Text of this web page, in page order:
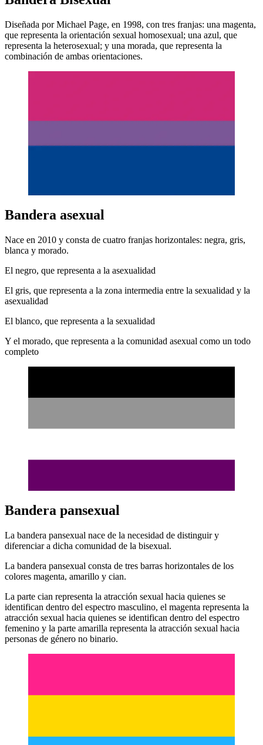
Diseñada por Michael Page, en 1998, con tres franjas: una magenta,
que representa la orientación sexual homosexual; una azul, que
representa la heterosexual; y una morada, que representa la
combinación de ambas orientaciones.
Bandera asexual
Nace en 2010 y consta de cuatro franjas horizontales: negra, gris,
blanca y morado.
El negro, que representa a la asexualidad
El gris, que representa a la zona intermedia entre la sexualidad y la
asexualidad
El blanco, que representa a la sexualidad
Y el morado, que representa a la comunidad asexual como un todo
completo
Bandera pansexual
La bandera pansexual nace de la necesidad de distinguir y
diferenciar a dicha comunidad de la bisexual.
La bandera pansexual consta de tres barras horizontales de los
colores magenta, amarillo y cian.
La parte cian representa la atracción sexual hacia quienes se
identifican dentro del espectro masculino, el magenta representa la
atracción sexual hacia quienes se identifican dentro del espectro
femenino y la parte amarilla representa la atracción sexual hacia
personas de género no binario.